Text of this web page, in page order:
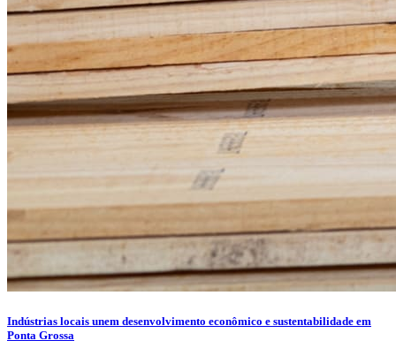
Indústrias locais unem desenvolvimento econômico e sustentabilidade em
Ponta Grossa